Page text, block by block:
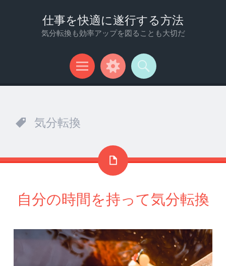
仕事を快適に遂行する方法
気分転換も効率アップを図ることも大切だ
メ
ウ
検
気分転換
自分の時間を持って気分転換